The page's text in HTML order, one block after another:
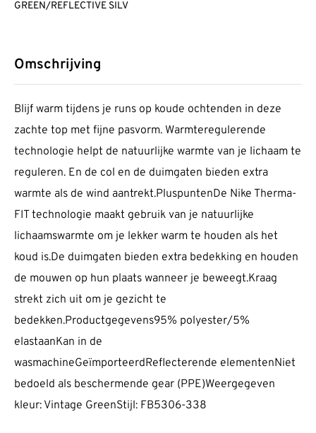
GREEN/REFLECTIVE SILV
Omschrijving
Blijf warm tijdens je runs op koude ochtenden in deze
zachte top met fijne pasvorm. Warmteregulerende
technologie helpt de natuurlijke warmte van je lichaam te
reguleren. En de col en de duimgaten bieden extra
warmte als de wind aantrekt.PluspuntenDe Nike Therma-
FIT technologie maakt gebruik van je natuurlijke
lichaamswarmte om je lekker warm te houden als het
koud is.De duimgaten bieden extra bedekking en houden
de mouwen op hun plaats wanneer je beweegt.Kraag
strekt zich uit om je gezicht te
bedekken.Productgegevens95% polyester/5%
elastaanKan in de
wasmachineGeïmporteerdReflecterende elementenNiet
bedoeld als beschermende gear (PPE)Weergegeven
kleur: Vintage GreenStijl: FB5306-338